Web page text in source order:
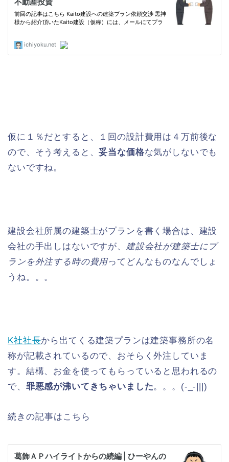
仮に１％だとすると、１回の設計費用は４万前後な
ので、そう考えると、妥当な価格な気がしないでも
ないですね。
建設会社所属の建築士がプランを書く場合は、建設
会社の手出しはないですが、 建設会社が建築士にプ
ランを外注する時の費用ってどんなものなんでしょ
うね。。。
K社社長から出てくる建築プランは建築事務所の名
称が記載されているので、おそらく外注していま
す。結構、お金を使ってもらっていると思われるの
で、 罪悪感が沸いてきちゃいました。。。(-_-|||)
続きの記事はこちら